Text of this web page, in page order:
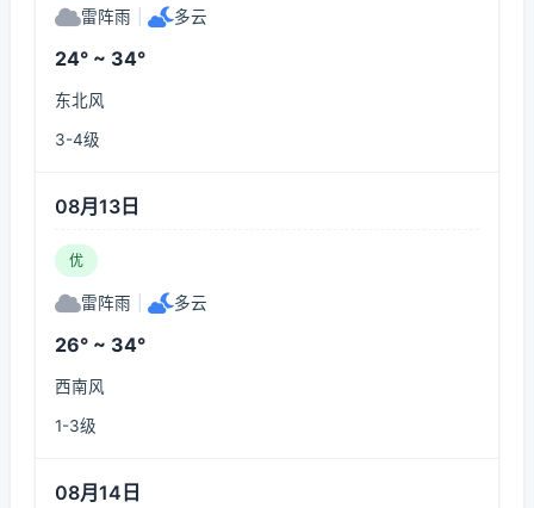
雷阵雨 多云
24° ~ 34°
东北风
3-4级
08月13日
优
雷阵雨 多云
26° ~ 34°
西南风
1-3级
08月14日